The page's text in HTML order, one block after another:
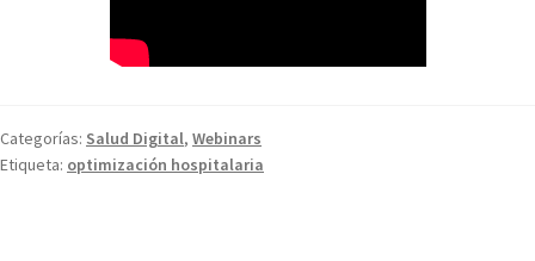
Categorías: Salud Digital, Webinars
Etiqueta: optimización hospitalaria